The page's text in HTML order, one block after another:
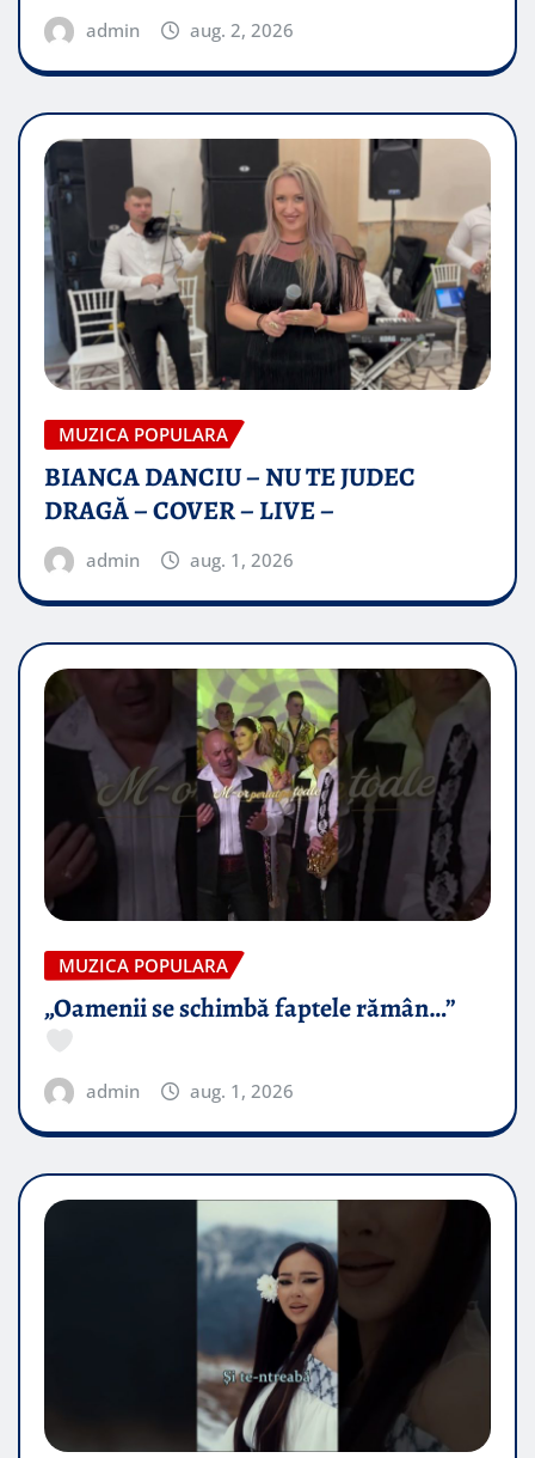
admin aug. 2, 2026
MUZICA POPULARA
BIANCA DANCIU – NU TE JUDEC
DRAGĂ – COVER – LIVE –
admin aug. 1, 2026
MUZICA POPULARA
„Oamenii se schimbă faptele rămân…”
admin aug. 1, 2026